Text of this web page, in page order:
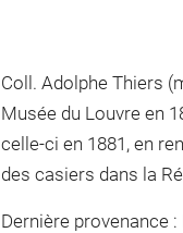
Coll. Adolphe Thiers
Musée du Louvre en
celle-ci en 1881, en
des casiers dans la
Dernière provenance